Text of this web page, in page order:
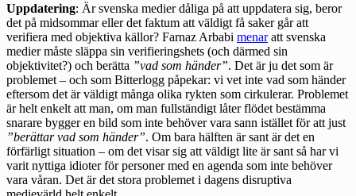
Uppdatering: Är svenska medier dåliga på att uppdatera sig, beror
det på midsommar eller det faktum att väldigt få saker går att
verifiera med objektiva källor? Farnaz Arbabi menaratt svenska
medier måste släppa sin verifieringshets (och därmed sin
objektivitet?) och berätta ”vad som händer”. Det är ju det som är
problemet – och som Bitterlogg påpekar: vi vet inte vad som händer
eftersom det är väldigt många olika rykten som cirkulerar. Problemet
är helt enkelt att man, om man fullständigt låter flödet bestämma
snarare bygger en bild som inte behöver vara sann istället för att just
”berättar vad som händer”. Om bara hälften är sant är det en
förfärligt situation – om det visar sig att väldigt lite är sant så har vi
varit nyttiga idioter för personer med en agenda som inte behöver
vara våran. Det är det stora problemet i dagens disruptiva